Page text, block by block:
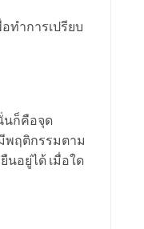
ทำการเปรียบ
นก็คือจุด
พฤติกรรมตาม
นอยู่ได้ เมื่อใด